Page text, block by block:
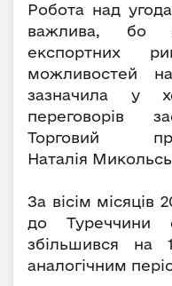
Робота над
важлива, бо
експортних
можливостей
зазначила у
переговорів
Торговий
Наталія
За вісім місяців
до
збільшився на
аналогічним